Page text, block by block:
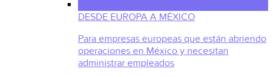
DESDE EUROPA A MÉXICO
Para empresas europeas que están abriendo
operaciones en México y necesitan
administrar empleados